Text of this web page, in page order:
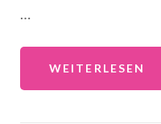
…
WEITERLESEN